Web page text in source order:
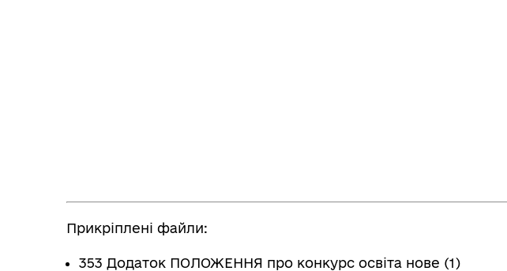
Прикріплені файли:
353 Додаток ПОЛОЖЕННЯ про конкурс освіта нове (1)